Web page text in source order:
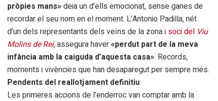
pròpies mans»deia un d’ells emocionat, sense ganes de
recordar el seu nom en el moment. L’Antonio Padilla, nét
d’un dels representants dels veïns de la zona i soci del Viu
Molins de Rei,assegura haver«perdut part de la meva
infància amb la caiguda d’aquesta casa». Records,
moments i vivències que han desaparegut per sempre més.
Pendents del reallotjament definitiu
Les primeres accions de l’enderroc van comptar amb la